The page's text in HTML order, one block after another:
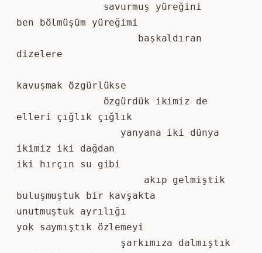
               savurmuş yüreğini
ben bölmüşüm yüreğimi
dizelere
kavuşmak özgürlükse
               özgürdük ikimiz de
elleri çığlık çığlık
                  yanyana iki dünya
ikimiz iki dağdan
iki hırçın su gibi
                      akıp gelmiştik
buluşmuştuk bir kavşakta
unutmuştuk ayrılığı
yok saymıştık özlemeyi
                  şarkımıza dalmıştık